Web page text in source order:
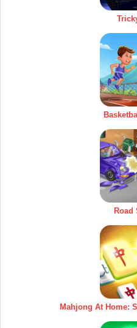
Road
Mahjong At Home: